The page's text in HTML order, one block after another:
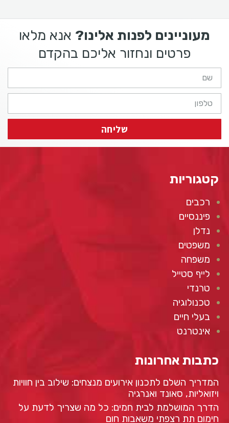
מעוניינים לפנות אלינו? אנא מלאו
פרטים ונחזור אליכם בהקדם
שליחה
קטגוריות
רכבים
פיננסיים
נדלן
משפטים
משפחה
לייף סטייל
טרנדי
טכנולוגיה
בעלי חיים
אינטרנט
כתבות אחרונות
המדריך השלם לתכנון אירועים מנצחים: שילוב בין חוויות
ויזואליות, סאונד ואנרגיה
הדרך המושלמת לבית חמים: כל מה שצריך לדעת על
חימום תת רצפתי משאבות חום